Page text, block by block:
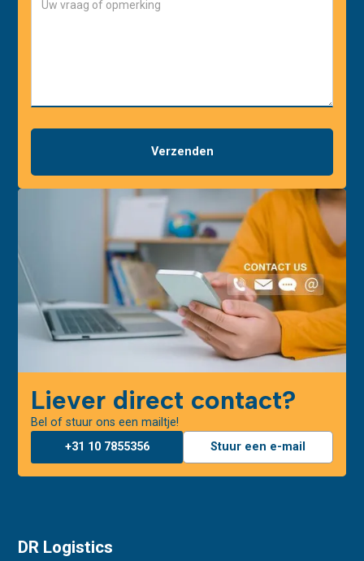
Liever direct contact?
Bel of stuur ons een mailtje!
+31 10 7855356
Stuur een e-mail
DR Logistics